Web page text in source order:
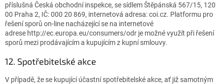
příslušná Česká obchodní inspekce, se sídlem Štěpánská 567/15, 120
00 Praha 2, IČ: 000 20 869, internetová adresa: coi.cz. Platformu pro
řešení sporů on-line nacházející se na internetové
adrese http://ec.europa.eu/consumers/odr je možné využít při řešení
sporů mezi prodávajícím a kupujícím z kupní smlouvy.
12. Spotřebitelské akce
V případě, že se kupující účastní spotřebitelské akce, ať již samotným